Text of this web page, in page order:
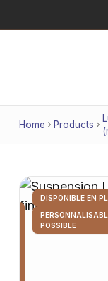
Home Products
DISPONIBLE EN
POSSIBLE